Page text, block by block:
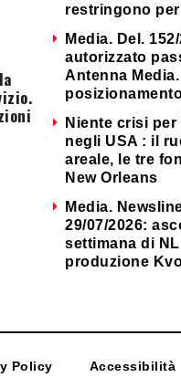
restringono
Media. Del.
autorizzato
Antenna
Niente crisi
negli USA : il
areale, le tre
New Orleans
Media.
29/07/2026:
settimana di
produzione
Policy Accessibilità